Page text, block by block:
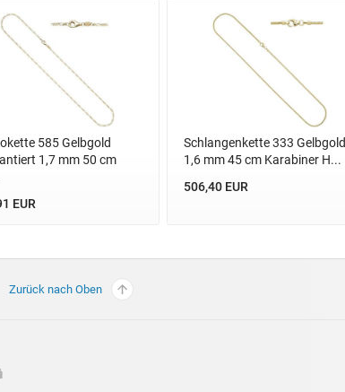
585 Gelbgold
1,7 mm 50 cm
EUR
Schlangenkette 333 Gelbgold
1,6 mm 45 cm Karabiner H...
506,40 EUR
Zurück nach Oben